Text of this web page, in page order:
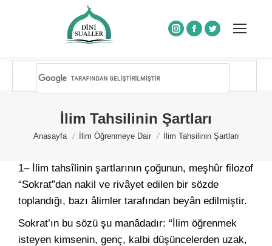
Instagram
Facebook
Twitter
İlim Tahsilinin Şartları
You are here:
Anasayfa İlim Öğrenmeye Dair İlim Tahsilinin Şartları
1– İlim tahsîlinin şartlarının çoğunun, meşhûr filozof
“Sokrat”dan nakil ve rivâyet edilen bir sözde
toplandığı, bazı âlimler tarafından beyân edilmiştir.
Sokrat’ın bu sözü şu manâdadır: “İlim öğrenmek
isteyen kimsenin, genç, kalbi düşüncelerden uzak,